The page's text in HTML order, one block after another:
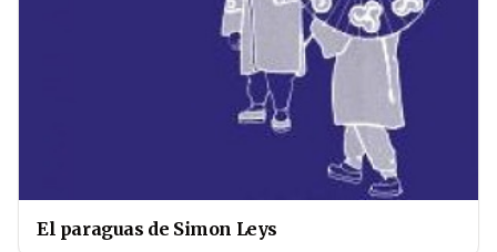
El paraguas de Simon Leys